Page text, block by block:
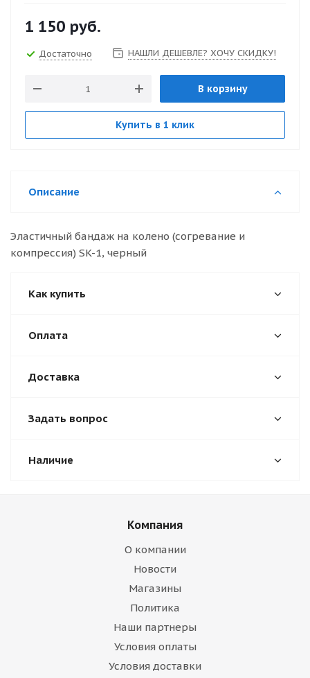
1 150 руб.
Достаточно НАШЛИ ДЕШЕВЛЕ? ХОЧУ СКИДКУ!
В корзину
Купить в 1 клик
Описание
Эластичный бандаж на колено (согревание и
компрессия) SK-1, черный
Как купить
Оплата
Доставка
Задать вопрос
Наличие
Компания
О компании
Новости
Магазины
Политика
Наши партнеры
Условия оплаты
Условия доставки